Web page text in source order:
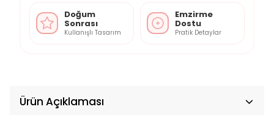
Doğum
Sonrası
Kullanışlı Tasarım
Emzirme
Dostu
Pratik Detaylar
Ürün Açıklaması